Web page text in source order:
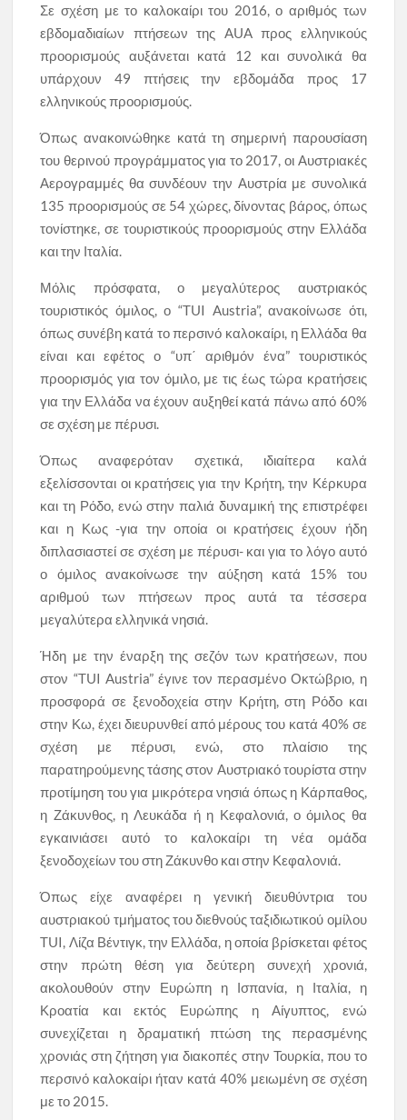
Σε σχέση με το καλοκαίρι του 2016, ο αριθμός των
εβδομαδιαίων πτήσεων της AUA προς ελληνικούς
προορισμούς αυξάνεται κατά 12 και συνολικά θα
υπάρχουν 49 πτήσεις την εβδομάδα προς 17
ελληνικούς προορισμούς.
Όπως ανακοινώθηκε κατά τη σημερινή παρουσίαση
του θερινού προγράμματος για το 2017, οι Αυστριακές
Αερογραμμές θα συνδέουν την Αυστρία με συνολικά
135 προορισμούς σε 54 χώρες, δίνοντας βάρος, όπως
τονίστηκε, σε τουριστικούς προορισμούς στην Ελλάδα
και την Ιταλία.
Μόλις πρόσφατα, ο μεγαλύτερος αυστριακός
τουριστικός όμιλος, ο “TUI Austria”, ανακοίνωσε ότι,
όπως συνέβη κατά το περσινό καλοκαίρι, η Ελλάδα θα
είναι και εφέτος ο “υπ΄ αριθμόν ένα” τουριστικός
προορισμός για τον όμιλο, με τις έως τώρα κρατήσεις
για την Ελλάδα να έχουν αυξηθεί κατά πάνω από 60%
σε σχέση με πέρυσι.
Όπως αναφερόταν σχετικά, ιδιαίτερα καλά
εξελίσσονται οι κρατήσεις για την Κρήτη, την Κέρκυρα
και τη Ρόδο, ενώ στην παλιά δυναμική της επιστρέφει
και η Κως -για την οποία οι κρατήσεις έχουν ήδη
διπλασιαστεί σε σχέση με πέρυσι- και για το λόγο αυτό
ο όμιλος ανακοίνωσε την αύξηση κατά 15% του
αριθμού των πτήσεων προς αυτά τα τέσσερα
μεγαλύτερα ελληνικά νησιά.
Ήδη με την έναρξη της σεζόν των κρατήσεων, που
στον “TUI Austria” έγινε τον περασμένο Οκτώβριο, η
προσφορά σε ξενοδοχεία στην Κρήτη, στη Ρόδο και
στην Κω, έχει διευρυνθεί από μέρους του κατά 40% σε
σχέση με πέρυσι, ενώ, στο πλαίσιο της
παρατηρούμενης τάσης στον Αυστριακό τουρίστα στην
προτίμηση του για μικρότερα νησιά όπως η Κάρπαθος,
η Ζάκυνθος, η Λευκάδα ή η Κεφαλονιά, ο όμιλος θα
εγκαινιάσει αυτό το καλοκαίρι τη νέα ομάδα
ξενοδοχείων του στη Ζάκυνθο και στην Κεφαλονιά.
Όπως είχε αναφέρει η γενική διευθύντρια του
αυστριακού τμήματος του διεθνούς ταξιδιωτικού ομίλου
TUI, Λίζα Βέντιγκ, την Ελλάδα, η οποία βρίσκεται φέτος
στην πρώτη θέση για δεύτερη συνεχή χρονιά,
ακολουθούν στην Ευρώπη η Ισπανία, η Ιταλία, η
Κροατία και εκτός Ευρώπης η Αίγυπτος, ενώ
συνεχίζεται η δραματική πτώση της περασμένης
χρονιάς στη ζήτηση για διακοπές στην Τουρκία, που το
περσινό καλοκαίρι ήταν κατά 40% μειωμένη σε σχέση
με το 2015.